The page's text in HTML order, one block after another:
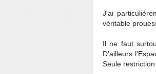
J'ai
véritable
Il ne faut
D'ailleurs
Seule restriction